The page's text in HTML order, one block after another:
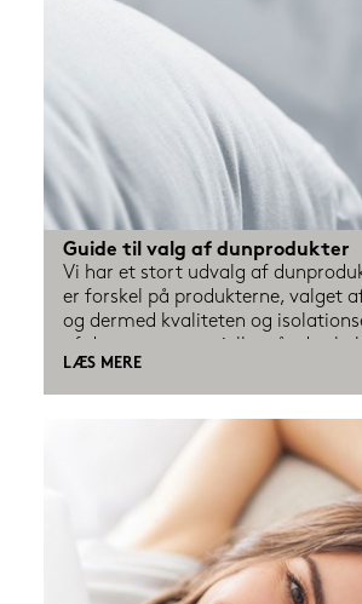
Guide til valg af dunprodukter
Vi har et stort udvalg af
er forskel på produkterne, valget
og dermed kvaliteten og
dunprodukt er, at man køber fra en
producent. Kvaliteten på danske
meget bedre end udenlandske
LÆS MERE